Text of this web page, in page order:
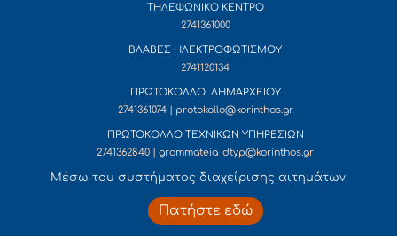
ΤΗΛΕΦΩΝΙΚΟ ΚΕΝΤΡΟ
2741361000
ΒΛΑΒΕΣ ΗΛΕΚΤΡΟΦΩΤΙΣΜΟΥ
2741120134
ΠΡΩΤΟΚΟΛΛΟ ΔΗΜΑΡΧΕΙΟΥ
2741361074 | protokollo@korinthos.gr
ΠΡΩΤΟΚΟΛΛΟ ΤΕΧΝΙΚΩΝ ΥΠΗΡΕΣΙΩΝ
2741362840 | grammateia_dtyp@korinthos.gr
Mέσω του συστήματος διαχείρισης αιτημάτων
Πατήστε εδώ